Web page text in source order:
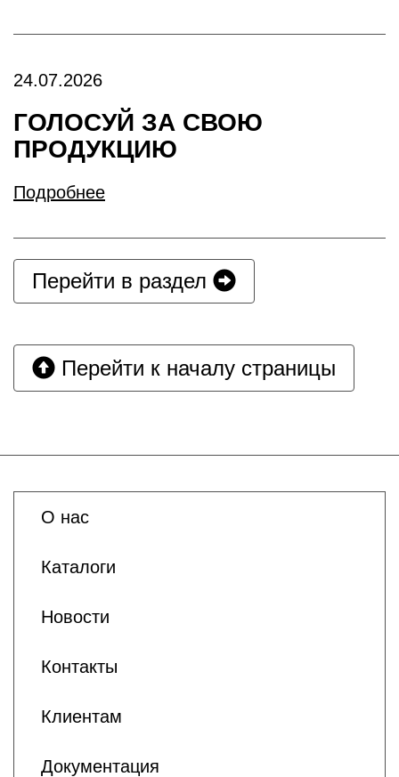
24.07.2026
ГОЛОСУЙ ЗА СВОЮ
ПРОДУКЦИЮ
Подробнее
Перейти в раздел
Перейти к началу страницы
О нас
Каталоги
Новости
Контакты
Клиентам
Документация